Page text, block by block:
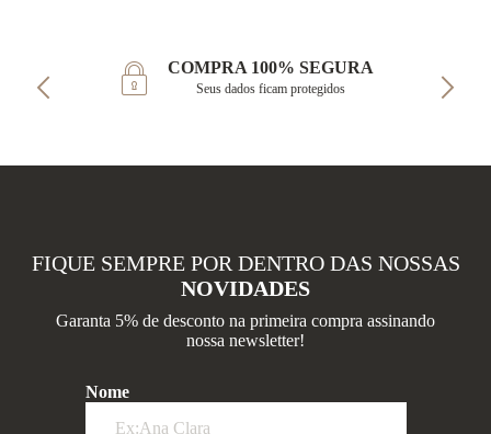
COMPRA 100% SEGURA
Seus dados ficam protegidos
FIQUE SEMPRE POR DENTRO DAS NOSSAS
NOVIDADES
Garanta 5% de desconto na primeira compra assinando
nossa newsletter!
Nome